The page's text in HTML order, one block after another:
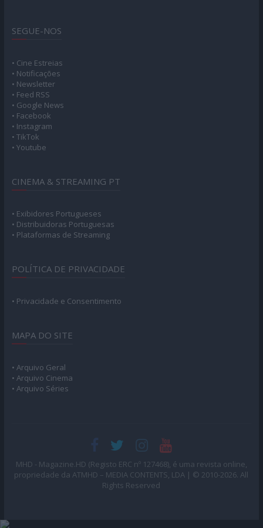
SEGUE-NOS
• Cine Estreias
• Notificações
• Newsletter
• Feed RSS
• Google News
• Facebook
• Instagram
• TikTok
• Youtube
CINEMA & STREAMING PT
• Exibidores Portugueses
• Distribuidoras Portuguesas
• Plataformas de Streaming
POLÍTICA DE PRIVACIDADE
• Privacidade e Consentimento
MAPA DO SITE
• Arquivo Geral
• Arquivo Cinema
• Arquivo Séries
MHD - Magazine.HD (Registo ERC nº 127468), é uma revista online,
propriedade da ATMHD – MEDIA CONTENTS, LDA | © 2010-2026. All
Rights Reserved